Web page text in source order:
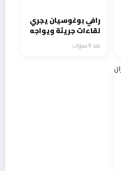
رافي بوغوسيان يجري
لقاءات جريئة ويواجه
ابطال الرعبمنذ 9 سنوات